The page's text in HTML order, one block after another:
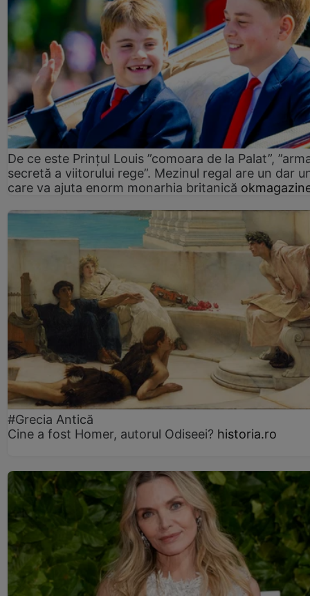
De ce este Prințul Louis ”comoara de la Palat”,
secretă a viitorului rege”. Mezinul regal are un dar
care va ajuta enorm monarhia britanică
#Grecia Antică
Cine a fost Homer, autorul Odiseei? historia.ro